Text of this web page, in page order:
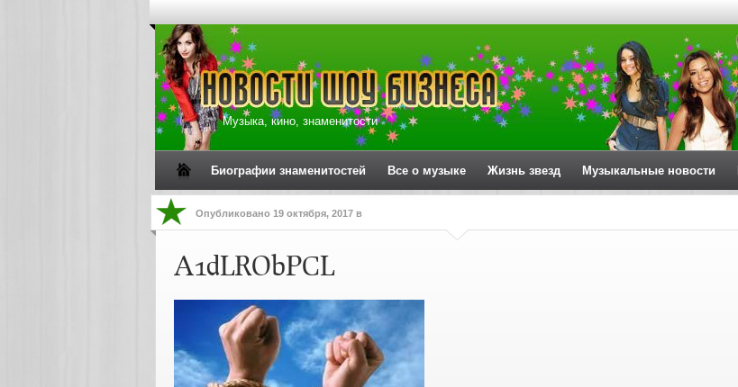
Музыка, кино, знаменитости
Биографии знаменитостей Все о музыке Жизнь звезд Музыкальные новости
Опубликовано 19 октября, 2017 в
A1dLRObPCL